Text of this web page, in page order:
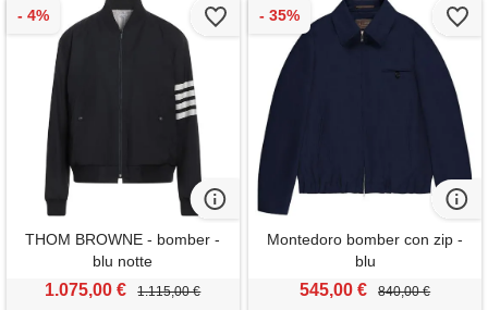
THOM BROWNE - bomber -
blu notte
1.075,00 € 1.115,00 €
Montedoro bomber con zip -
blu
545,00 € 840,00 €